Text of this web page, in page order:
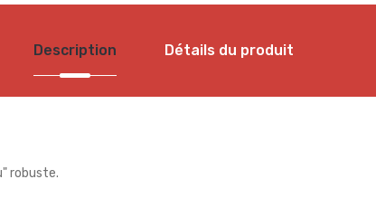
Description Détails du produit
robuste.